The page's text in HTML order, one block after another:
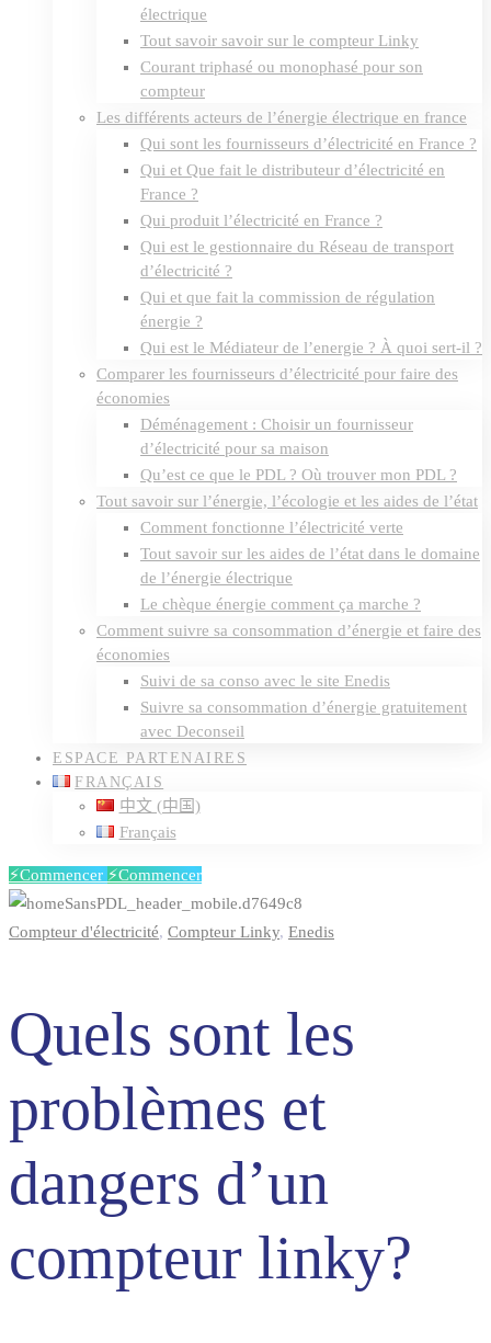
électrique
Tout savoir savoir sur le compteur Linky
Courant triphasé ou monophasé pour son
compteur
Les différents acteurs de l’énergie électrique en france
Qui sont les fournisseurs d’électricité en France ?
Qui et Que fait le distributeur d’électricité en
France ?
Qui produit l’électricité en France ?
Qui est le gestionnaire du Réseau de transport
d’électricité ?
Qui et que fait la commission de régulation
énergie ?
Qui est le Médiateur de l’energie ? À quoi sert-il ?
Comparer les fournisseurs d’électricité pour faire des
économies
Déménagement : Choisir un fournisseur
d’électricité pour sa maison
Qu’est ce que le PDL ? Où trouver mon PDL ?
Tout savoir sur l’énergie, l’écologie et les aides de l’état
Comment fonctionne l’électricité verte
Tout savoir sur les aides de l’état dans le domaine
de l’énergie électrique
Le chèque énergie comment ça marche ?
Comment suivre sa consommation d’énergie et faire des
économies
Suivi de sa conso avec le site Enedis
Suivre sa consommation d’énergie gratuitement
avec Deconseil
ESPACE PARTENAIRES
FRANÇAIS
中文 (中国)
Français
⚡️Commencer ⚡️Commencer
Quels
les
problèmes
et
dangers
Compteur d'électricité, Compteur Linky, Enedis
Quels sont les
problèmes et
dangers d’un
compteur linky?